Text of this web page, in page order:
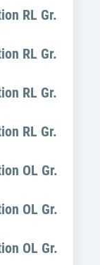
RL Gr.
RL Gr.
RL Gr.
RL Gr.
OL Gr.
OL Gr.
OL Gr.